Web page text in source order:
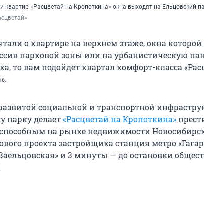
квартир «Расцветай на Кропоткина» окна выходят на Ельцовский
о квартире на верхнем этаже, окна
парковой зоны или на урбанистическую
то вам подойдет квартал комфорт-класса
социальной и транспортной
парку делает«Расцветай на Кропоткина»
на рынке недвижимости
проекта застройщика станция метро
и 3 минуты — до остановки